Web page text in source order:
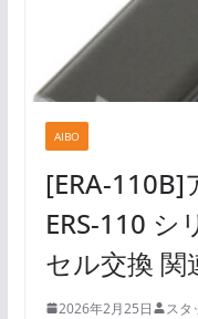
AIBO
[ERA-110B]
ERS-110 シ
セル交換 関
2026年2月25日 スタ